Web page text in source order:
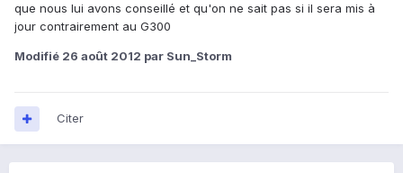
que nous lui avons conseillé et qu'on ne sait pas si il sera mis à
jour contrairement au G300
Modifié 26 août 2012 par Sun_Storm
Citer